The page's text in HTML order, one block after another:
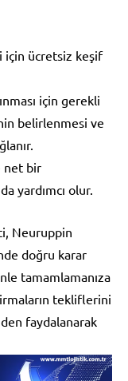
için ücretsiz keşif
için gerekli
belirlenmesi ve
net bir
yardımcı olur.
Neuruppin
doğru karar
tamamlamanıza
tekliflerini
faydalanarak